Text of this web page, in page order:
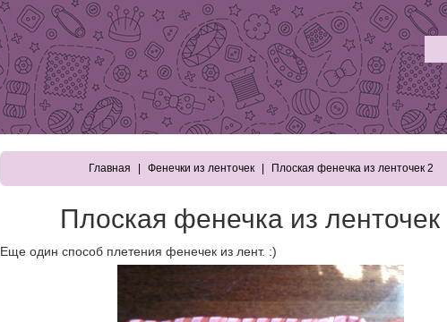
Главная Фенечки из ленточек Плоская фенечка из ленточек 2
Плоская фенечка из ленточек
Еще один способ плетения фенечек из лент. :)